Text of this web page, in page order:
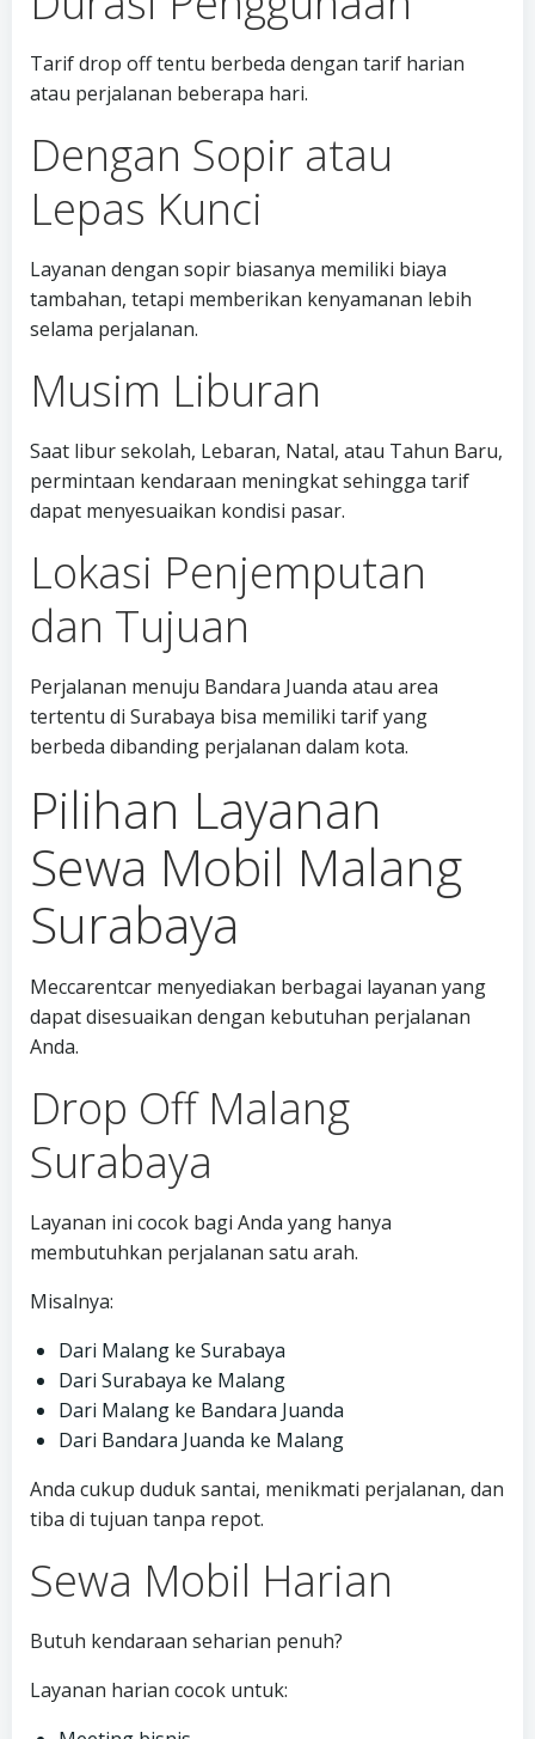
Tarif drop off tentu berbeda dengan tarif harian
atau perjalanan beberapa hari.
Dengan Sopir atau
Lepas Kunci
Layanan dengan sopir biasanya memiliki biaya
tambahan, tetapi memberikan kenyamanan lebih
selama perjalanan.
Musim Liburan
Saat libur sekolah, Lebaran, Natal, atau Tahun Baru,
permintaan kendaraan meningkat sehingga tarif
dapat menyesuaikan kondisi pasar.
Lokasi Penjemputan
dan Tujuan
Perjalanan menuju Bandara Juanda atau area
tertentu di Surabaya bisa memiliki tarif yang
berbeda dibanding perjalanan dalam kota.
Pilihan Layanan
Sewa Mobil Malang
Surabaya
Meccarentcar menyediakan berbagai layanan yang
dapat disesuaikan dengan kebutuhan perjalanan
Anda.
Drop Off Malang
Surabaya
Layanan ini cocok bagi Anda yang hanya
membutuhkan perjalanan satu arah.
Misalnya:
Dari Malang ke Surabaya
Dari Surabaya ke Malang
Dari Malang ke Bandara Juanda
Dari Bandara Juanda ke Malang
Anda cukup duduk santai, menikmati perjalanan, dan
tiba di tujuan tanpa repot.
Sewa Mobil Harian
Butuh kendaraan seharian penuh?
Layanan harian cocok untuk: